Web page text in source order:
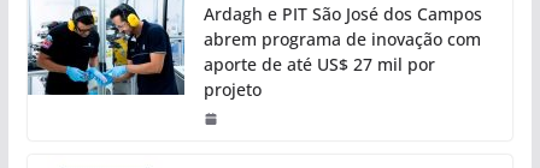
Ardagh e PIT São José dos Campos
abrem programa de inovação com
aporte de até US$ 27 mil por
projeto